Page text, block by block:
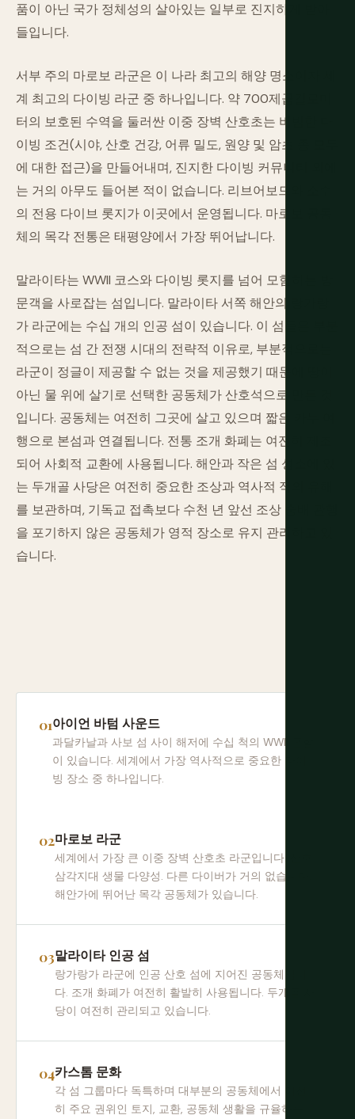
품이 아닌 국가 정체성의 살아있는 일부로 진지하게 받아
들입니다.
서부 주의 마로보 라군은 이 나라 최고의 해양 명소이자 세
계 최고의 다이빙 라군 중 하나입니다. 약 700제곱킬로미
터의 보호된 수역을 둘러싼 이중 장벽 산호초는 비범한 다
이빙 조건(시야, 산호 건강, 어류 밀도, 원양 및 암초 종 모두
에 대한 접근)을 만들어내며, 진지한 다이빙 커뮤니티 외에
는 거의 아무도 들어본 적이 없습니다. 리브어보드와 소수
의 전용 다이브 롯지가 이곳에서 운영됩니다. 마로보 공동
체의 목각 전통은 태평양에서 가장 뛰어납니다.
말라이타는 WWII 코스와 다이빙 롯지를 넘어 모험하는 방
문객을 사로잡는 섬입니다. 말라이타 서쪽 해안의 랑가랑
가 라군에는 수십 개의 인공 섬이 있습니다. 이 섬들은 부분
적으로는 섬 간 전쟁 시대의 전략적 이유로, 부분적으로는
라군이 정글이 제공할 수 없는 것을 제공했기 때문에 땅이
아닌 물 위에 살기로 선택한 공동체가 산호석으로 만든 것
입니다. 공동체는 여전히 그곳에 살고 있으며 짧은 카누 여
행으로 본섬과 연결됩니다. 전통 조개 화폐는 여전히 제조
되어 사회적 교환에 사용됩니다. 해안과 작은 섬 성소에 있
는 두개골 사당은 여전히 중요한 조상과 역사적 적의 유해
를 보관하며, 기독교 접촉보다 수천 년 앞선 조상 숭배 관행
을 포기하지 않은 공동체가 영적 장소로 유지 관리하고 있
습니다.
아이언 바텀 사운드
과달카날과 사보 섬 사이 해저에 수십 척의 WWII 군함
이 있습니다. 세계에서 가장 역사적으로 중요한 다이
빙 장소 중 하나입니다.
마로보 라군
세계에서 가장 큰 이중 장벽 산호초 라군입니다. 산호
삼각지대 생물 다양성. 다른 다이버가 거의 없습니다.
해안가에 뛰어난 목각 공동체가 있습니다.
말라이타 인공 섬
랑가랑가 라군에 인공 산호 섬에 지어진 공동체입니
다. 조개 화폐가 여전히 활발히 사용됩니다. 두개골 사
당이 여전히 관리되고 있습니다.
카스톰 문화
각 섬 그룹마다 독특하며 대부분의 공동체에서 여전
히 주요 권위인 토지, 교환, 공동체 생활을 규율하는